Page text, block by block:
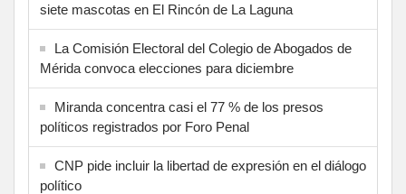
siete mascotas en El Rincón de La Laguna
La Comisión Electoral del Colegio de Abogados de
Mérida convoca elecciones para diciembre
Miranda concentra casi el 77 % de los presos
políticos registrados por Foro Penal
CNP pide incluir la libertad de expresión en el diálogo
político